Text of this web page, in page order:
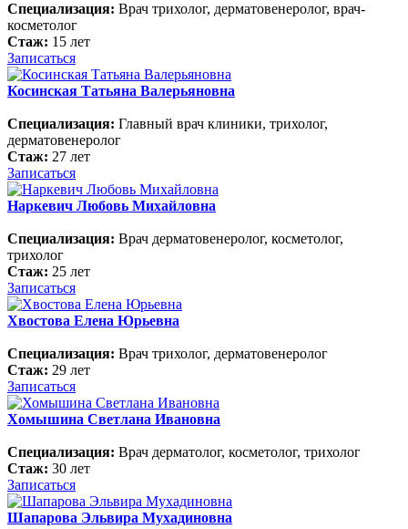
Специализация: Врач трихолог, дерматовенеролог, врач-
косметолог
Стаж: 15 лет
Записаться
Косинская Татьяна Валерьяновна
Специализация: Главный врач клиники, трихолог,
дерматовенеролог
Стаж: 27 лет
Записаться
Наркевич Любовь Михайловна
Специализация: Врач дерматовенеролог, косметолог,
трихолог
Стаж: 25 лет
Записаться
Хвостова Елена Юрьевна
Специализация: Врач трихолог, дерматовенеролог
Стаж: 29 лет
Записаться
Хомышина Светлана Ивановна
Специализация: Врач дерматолог, косметолог, трихолог
Стаж: 30 лет
Записаться
Шапарова Эльвира Мухадиновна